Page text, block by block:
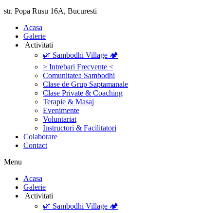
str. Popa Rusu 16A, Bucuresti
‎Acasa
Galerie
‎ ‎Activitati‎
🌿 Sambodhi Village 🏕️
> Intrebari Frecvente <
Comunitatea Sambodhi
Clase de Grup Saptamanale
Clase Private & Coaching
Terapie & Masaj
‎Evenimente
Voluntariat
‏‏‎Instructori & Facilitatori
Colaborare
Contact
Menu
‎Acasa
Galerie
‎ ‎Activitati‎
🌿 Sambodhi Village 🏕️